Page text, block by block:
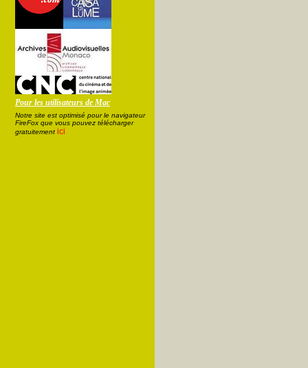
Pour les utilisateurs de Mac
Notre site est optimisé pour le navigateur
FireFox que vous pouvez télécharger
gratuitement ici